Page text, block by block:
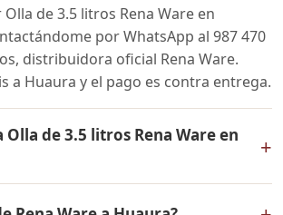
de 3.5 litros Rena Ware en
por WhatsApp al 987 470
distribuidora oficial Rena Ware.
a Huaura y el pago es contra entrega.
Olla de 3.5 litros Rena Ware en
+